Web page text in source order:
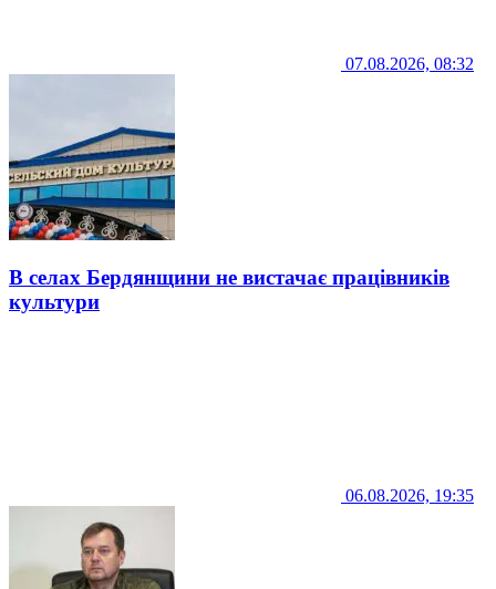
07.08.2026, 08:32
В селах Бердянщини не вистачає працівників
культури
06.08.2026, 19:35